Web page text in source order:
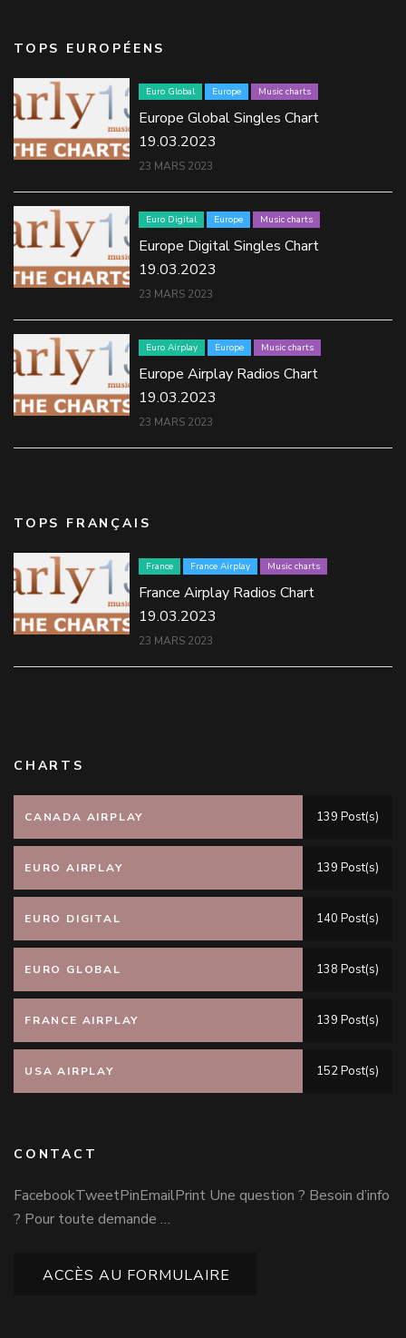
TOPS EUROPÉENS
Euro Global Europe Music charts
Europe Global Singles Chart
19.03.2023
23 MARS 2023
Euro Digital Europe Music charts
Europe Digital Singles Chart
19.03.2023
23 MARS 2023
Euro Airplay Europe Music charts
Europe Airplay Radios Chart
19.03.2023
23 MARS 2023
TOPS FRANÇAIS
France France Airplay Music charts
France Airplay Radios Chart
19.03.2023
23 MARS 2023
CHARTS
CANADA AIRPLAY 139 Post(s)
EURO AIRPLAY 139 Post(s)
EURO DIGITAL 140 Post(s)
EURO GLOBAL 138 Post(s)
FRANCE AIRPLAY 139 Post(s)
USA AIRPLAY 152 Post(s)
CONTACT
FacebookTweetPinEmailPrint Une question ? Besoin d’info
? Pour toute demande …
ACCÈS AU FORMULAIRE